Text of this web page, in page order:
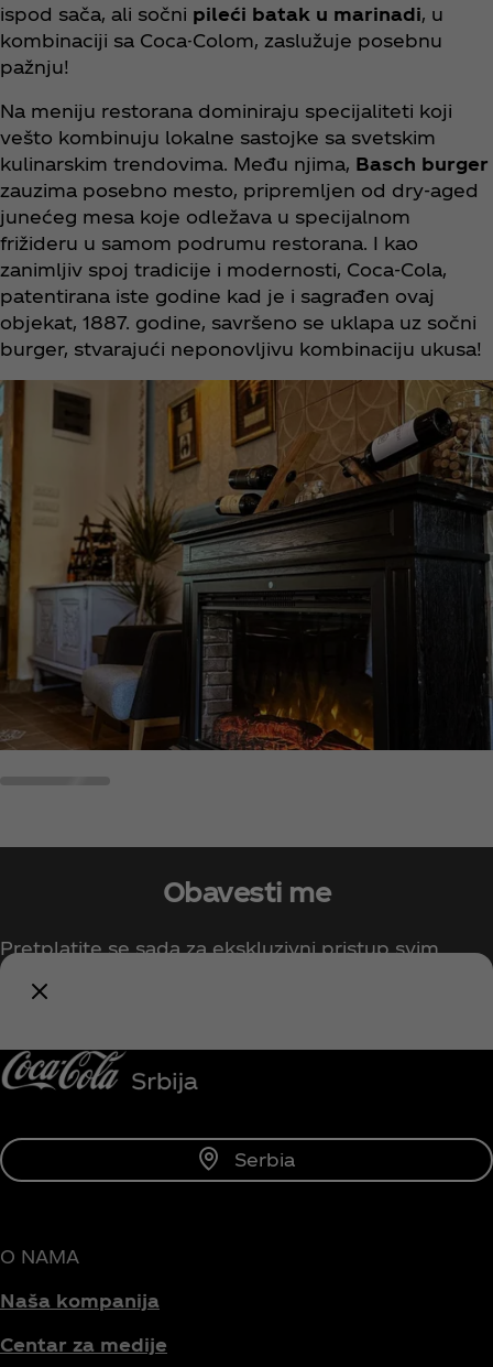
ispod sača, ali sočni pileći batak u marinadi, u
kombinaciji sa Coca-Colom, zaslužuje posebnu
pažnju!
Na meniju restorana dominiraju specijaliteti koji
vešto kombinuju lokalne sastojke sa svetskim
kulinarskim trendovima. Među njima, Basch burger
zauzima posebno mesto, pripremljen od dry-aged
junećeg mesa koje odležava u specijalnom
frižideru u samom podrumu restorana. I kao
zanimljiv spoj tradicije i modernosti, Coca‑Cola,
patentirana iste godine kad je i sagrađen ovaj
objekat, 1887. godine, savršeno se uklapa uz sočni
burger, stvarajući neponovljivu kombinaciju ukusa!
Obavesti me
Pretplatite se sada za ekskluzivni pristup svim
Serbia
O NAMA
Naša kompanija
Centar za medije